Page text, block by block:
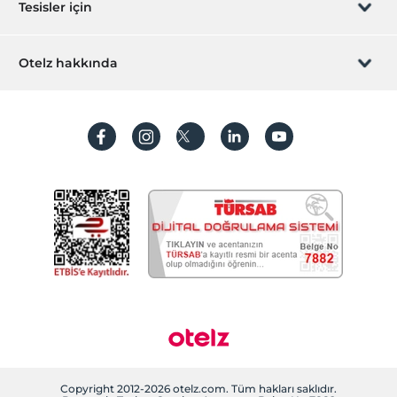
Şömine
Evcil hayvan dostu
Sıkça sorulan sorular
İşlem rehberi
Hesap oluştur
Tesisler için
Hemen tesisinizi ekleyin
Otelz hakkında
Koşullar ve şartlar
Aydınlatma metni
Çerez politikamız
Copyright 2012-2026 otelz.com. Tüm hakları saklıdır.